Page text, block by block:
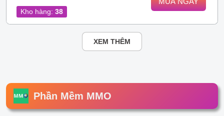
Kho hàng: 38
XEM THÊM
Phần Mềm MMO